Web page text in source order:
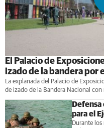
El Palacio de
izado de la bandera por
La explanada del Palacio de
de izado de la Bandera Nacional
Defensa
para el
Durante los